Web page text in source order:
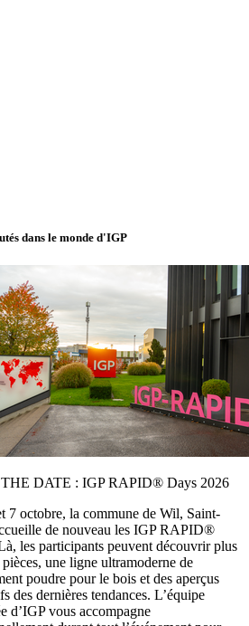
dans le monde d'IGP
DATE : IGP RAPID® Days 2026
7 octobre, la commune de Wil, Saint-
de nouveau les IGP RAPID®
les participants peuvent découvrir plus
une ligne ultramoderne de
poudre pour le bois et des aperçus
des dernières tendances. L’équipe
d’IGP vous accompagne